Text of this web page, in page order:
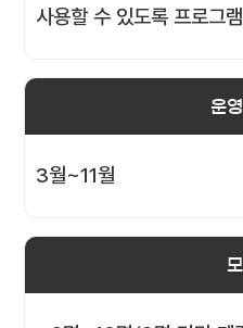
사용할 수 있도록 프로그
운
3월~11월